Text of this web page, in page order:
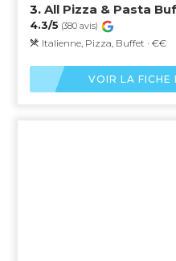
3.All Pizza & Pasta
4.3/5 (380 avis)
Italienne, Pizza, Buffet · €€
VOIR LA FICHE